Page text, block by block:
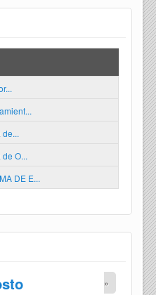
de...
O...
DE E...
»